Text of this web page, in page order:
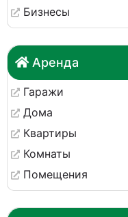
Бизнесы
Аренда
Гаражи
Дома
Квартиры
Комнаты
Помещения